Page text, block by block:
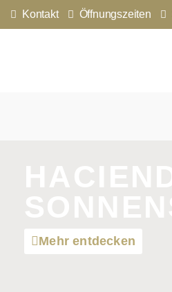
Kontakt Öffnungszeiten
Mehr entdecken